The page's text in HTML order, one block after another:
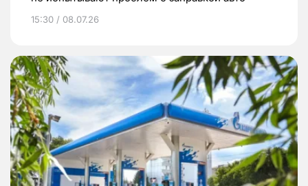
15:30 / 08.07.26